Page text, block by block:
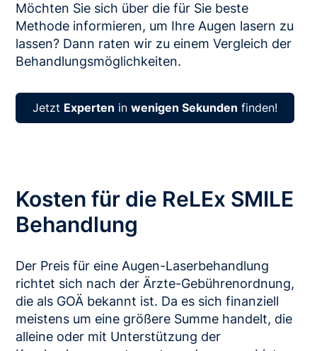
Möchten Sie sich über die für Sie beste
Methode informieren, um Ihre Augen lasern zu
lassen? Dann raten wir zu einem Vergleich der
Behandlungsmöglichkeiten.
Jetzt Experten inwenigen Sekunden finden!
Kosten für die ReLEx SMILE
Behandlung
Der Preis für eine Augen-Laserbehandlung
richtet sich nach der Ärzte-Gebührenordnung,
die als GOÄ bekannt ist. Da es sich finanziell
meistens um eine größere Summe handelt, die
alleine oder mit Unterstützung der